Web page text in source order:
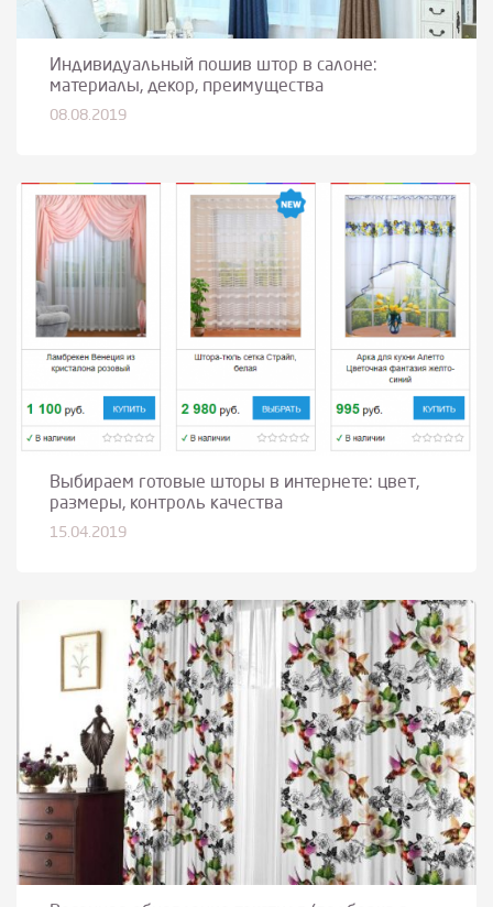
Индивидуальный пошив штор в салоне:
материалы, декор, преимущества
08.08.2019
Выбираем готовые шторы в интернете: цвет,
размеры, контроль качества
15.04.2019